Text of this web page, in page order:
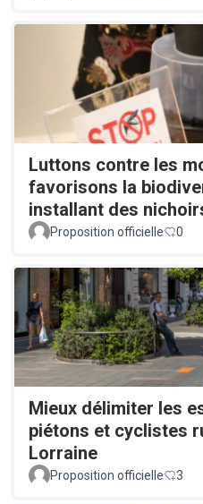
Luttons contre les
favorisons la
installant des
Proposition officielle 0
Mieux délimiter les
piétons et cyclistes
Lorraine
Proposition officielle 3